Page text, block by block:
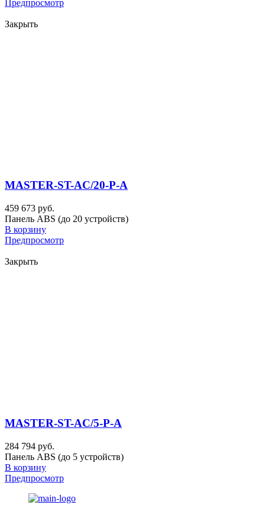
Предпросмотр
Закрыть
MASTER-ST-AC/20-P-A
459 673 руб.
Панель ABS (до 20 устройств)
В корзину
Предпросмотр
Закрыть
MASTER-ST-AC/5-P-A
284 794 руб.
Панель ABS (до 5 устройств)
В корзину
Предпросмотр